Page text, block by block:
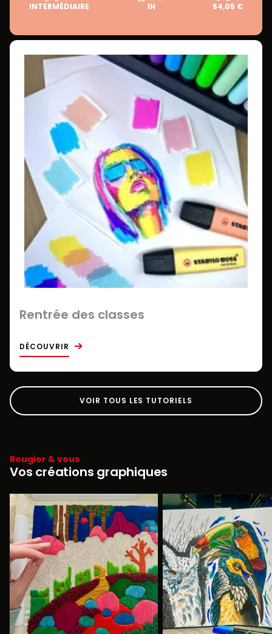
INTERMÉDIAIRE 1H 54,05 €
Rentrée des classes
DÉCOUVRIR
VOIR TOUS LES TUTORIELS
Rougier & vous
Vos créations graphiques